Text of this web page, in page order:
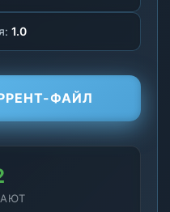
1.0
ФАЙЛ